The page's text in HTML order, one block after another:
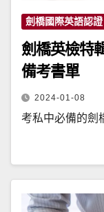
劍橋國際英語認證
劍橋英檢特
備考書單
2024-01-08
考私中必備的劍